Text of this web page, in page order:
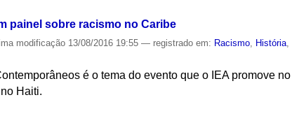
painel sobre racismo no Caribe
modificação 13/08/2016 19:55— registrado em: Racismo, História,
é o tema do evento que o IEA promove
Haiti.